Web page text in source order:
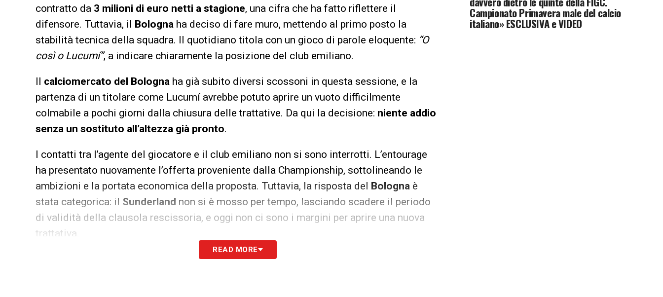
contratto da 3 milioni di euro netti a stagione, una cifra che ha fatto riflettere il
difensore. Tuttavia, il Bologna ha deciso di fare muro, mettendo al primo posto la
stabilità tecnica della squadra. Il quotidiano titola con un gioco di parole eloquente: “O
così o Lucumí”, a indicare chiaramente la posizione del club emiliano.
Il calciomercato del Bologna ha già subito diversi scossoni in questa sessione, e la
partenza di un titolare come Lucumí avrebbe potuto aprire un vuoto difficilmente
colmabile a pochi giorni dalla chiusura delle trattative. Da qui la decisione: niente addio
senza un sostituto all’altezza già pronto.
I contatti tra l’agente del giocatore e il club emiliano non si sono interrotti. L’entourage
ha presentato nuovamente l’offerta proveniente dalla Championship, sottolineando le
ambizioni e la portata economica della proposta. Tuttavia, la risposta del Bologna è
stata categorica: il Sunderland non si è mosso per tempo, lasciando scadere il periodo
di validità della clausola rescissoria, e oggi non ci sono i margini per aprire una nuova
trattativa.
Anche lo stesso Lucumí, inizialmente titubante sul trasferimento, ha manifestato più
READ MORE
Campionato Primavera male del calcio
italiano» ESCLUSIVA e VIDEO